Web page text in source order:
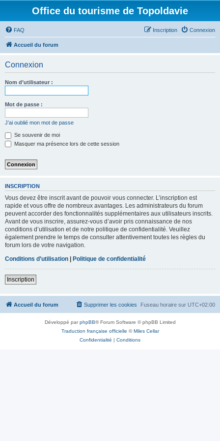
Office du tourisme de Topoldavie
FAQ Connexion
Inscription
Accueil du forum
Connexion
Nom d’utilisateur :
Mot de passe :
J’ai oublié mon mot de passe
Se souvenir de moi
Masquer ma présence lors de cette session
INSCRIPTION
Vous devez être inscrit avant de pouvoir vous connecter. L’inscription est
rapide et vous offre de nombreux avantages. Les administrateurs du forum
peuvent accorder des fonctionnalités supplémentaires aux utilisateurs inscrits.
Avant de vous inscrire, assurez-vous d’avoir pris connaissance de nos
conditions d’utilisation et de notre politique de confidentialité. Veuillez
également prendre le temps de consulter attentivement toutes les règles du
forum lors de votre navigation.
Conditions d’utilisation | Politique de confidentialité
Inscription
Accueil du forum Fuseau horaire sur UTC+02:00
Supprimer les cookies
Développé parphpBB® Forum Software © phpBB Limited
Traduction française officielle ©Miles Cellar
Confidentialité | Conditions